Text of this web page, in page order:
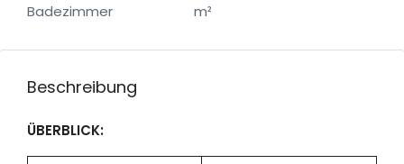
Badezimmer m²
Beschreibung
ÜBERBLICK: